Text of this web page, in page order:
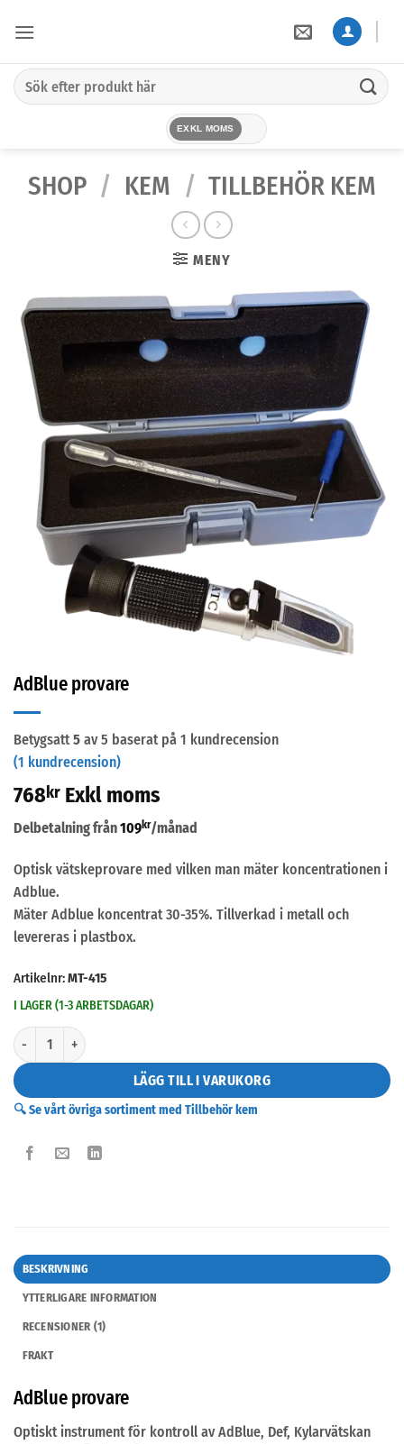
Sök
efter:
EXKL MOMS
SHOP / KEM / TILLBEHÖR KEM
MENY
AdBlue provare
Betygsatt5 av 5 baserat på 1 kundrecension
(1 kundrecension)
768 kr Exkl moms
Delbetalning från109kr/månad
Optisk vätskeprovare med vilken man mäter koncentrationen i
Adblue.
Mäter Adblue koncentrat 30-35%. Tillverkad i metall och
levereras i plastbox.
Artikelnr:MT-415
I LAGER (1-3 ARBETSDAGAR)
AdBlue provare mängd
LÄGG TILL I VARUKORG
🔍 Se vårt övriga sortiment med Tillbehör kem
BESKRIVNING
YTTERLIGARE INFORMATION
RECENSIONER (1)
FRAKT
AdBlue provare
Optiskt instrument för kontroll av AdBlue, Def, Kylarvätskan